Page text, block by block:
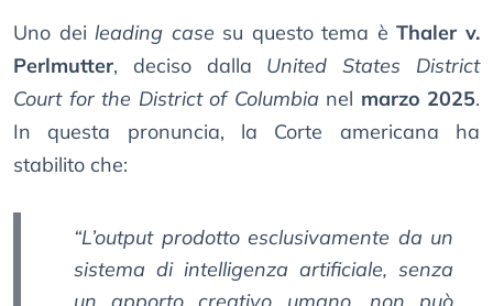
Uno deileading case su questo tema èThaler v.
Perlmutter, deciso dalla United States District
Court for the District of Columbia nel marzo 2025.
In questa pronuncia, la Corte americana ha
stabilito che:
“L’output prodotto esclusivamente da un
sistema di intelligenza artificiale, senza